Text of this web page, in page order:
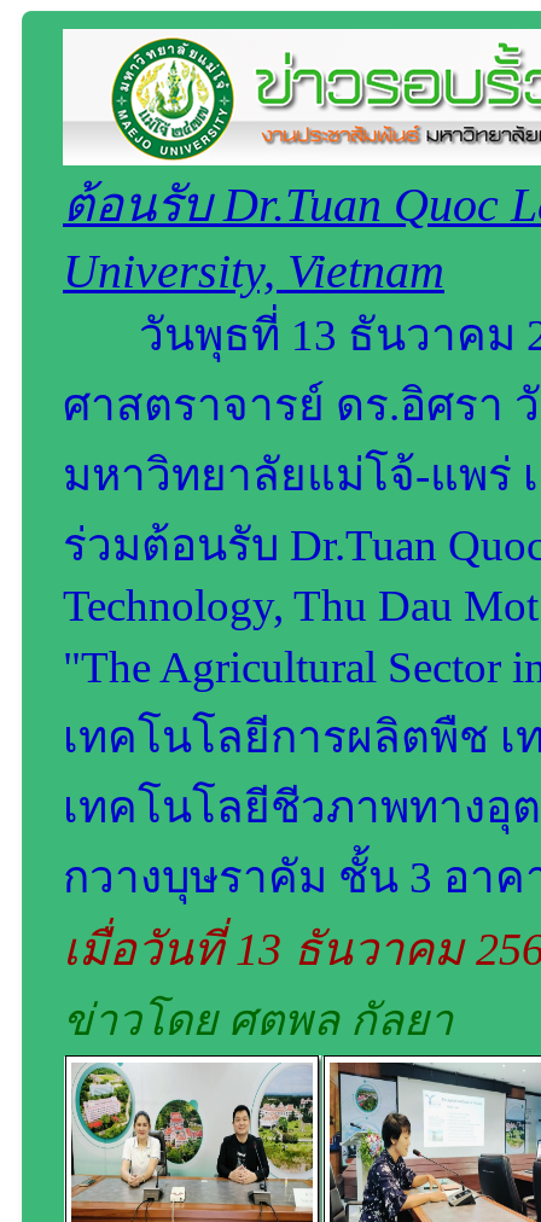
ต้อนรับ Dr.Tuan Quoc
University, Vietnam
วันพุธที่ 13 ธันวาคม
ศาสตราจารย์ ดร.อิศร
มหาวิทยาลัยแม่โจ้-แพร่
ร่วมต้อนรับ Dr.Tuan
Technology, Thu Dau
"The Agricultural
เทคโนโลยีการผลิตพืช
เทคโนโลยีชีวภาพทางอุ
กวางบุษราคัม ชั้น 3 อา
เมื่อวันที่ 13 ธันวาคม
ข่าวโดย ศตพล กัลยา